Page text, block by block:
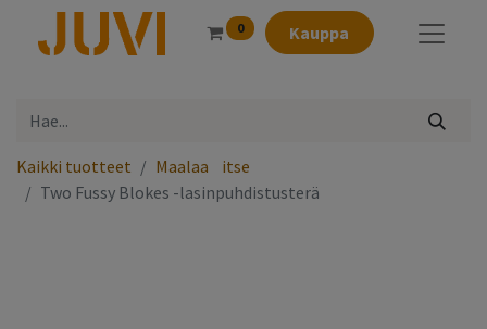
0 Kauppa
Kaikki tuotteet
Maalaa⠀itse
Two Fussy Blokes -lasinpuhdistusterä